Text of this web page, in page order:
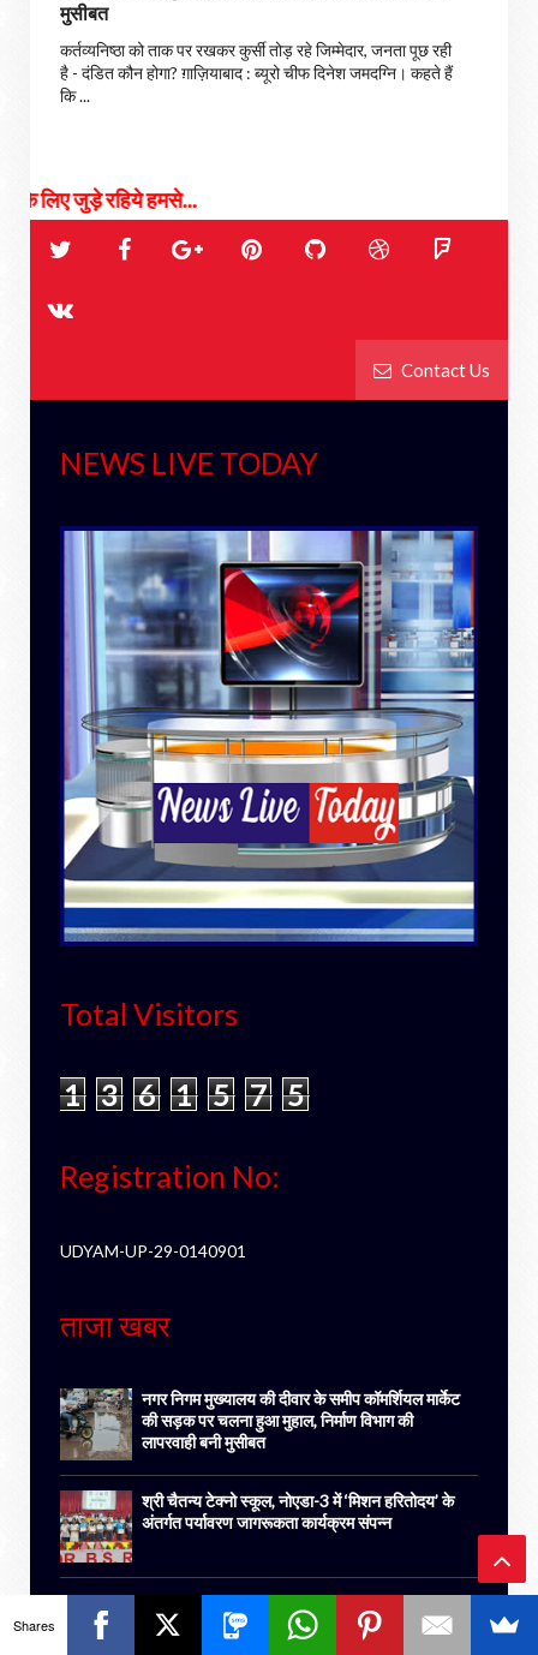
मुसीबत
कर्तव्यनिष्ठा को ताक पर रखकर कुर्सी तोड़ रहे जिम्मेदार, जनता पूछ रही
है - दंडित कौन होगा? ग़ाज़ियाबाद : ब्यूरो चीफ दिनेश जमदग्नि। कहते हैं
कि ...
Contact Us
NEWS LIVE TODAY
Total Visitors
1 3 6 1 5 7 5
Registration No:
UDYAM-UP-29-0140901
ताजा खबर
नगर निगम मुख्यालय की दीवार के समीप कॉमर्शियल मार्केट
की सड़क पर चलना हुआ मुहाल, निर्माण विभाग की
लापरवाही बनी मुसीबत
श्री चैतन्य टेक्नो स्कूल, नोएडा-3 में ‘मिशन हरितोदय’ के
अंतर्गत पर्यावरण जागरूकता कार्यक्रम संपन्न
हमसे जुड़ने के लिए फॉर्म भरें-
Ba
Shares